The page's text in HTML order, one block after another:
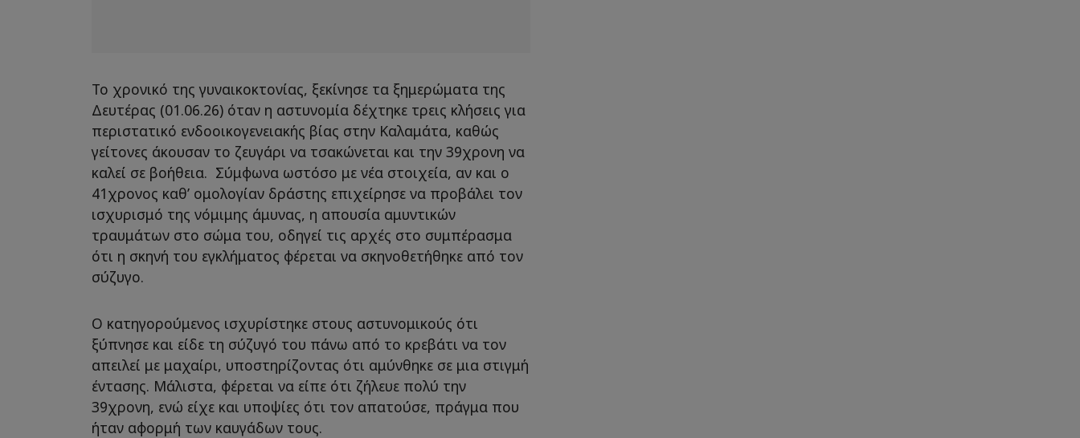
Το χρονικό της γυναικοκτονίας, ξεκίνησε τα ξημερώματα της
Δευτέρας (01.06.26) όταν η αστυνομία δέχτηκε τρεις κλήσεις για
περιστατικό ενδοοικογενειακής βίας στην Καλαμάτα, καθώς
γείτονες άκουσαν το ζευγάρι να τσακώνεται και την 39χρονη να
καλεί σε βοήθεια. Σύμφωνα ωστόσο με νέα στοιχεία, αν και ο
41χρονος καθ’ ομολογίαν δράστης επιχείρησε να προβάλει τον
ισχυρισμό της νόμιμης άμυνας, η απουσία αμυντικών
τραυμάτων στο σώμα του, οδηγεί τις αρχές στο συμπέρασμα
ότι η σκηνή του εγκλήματος φέρεται να σκηνοθετήθηκε από τον
σύζυγο.
Ο κατηγορούμενος ισχυρίστηκε στους αστυνομικούς ότι
ξύπνησε και είδε τη σύζυγό του πάνω από το κρεβάτι να τον
απειλεί με μαχαίρι, υποστηρίζοντας ότι αμύνθηκε σε μια στιγμή
έντασης. Μάλιστα, φέρεται να είπε ότι ζήλευε πολύ την
39χρονη, ενώ είχε και υποψίες ότι τον απατούσε, πράγμα που
ήταν αφορμή των καυγάδων τους.